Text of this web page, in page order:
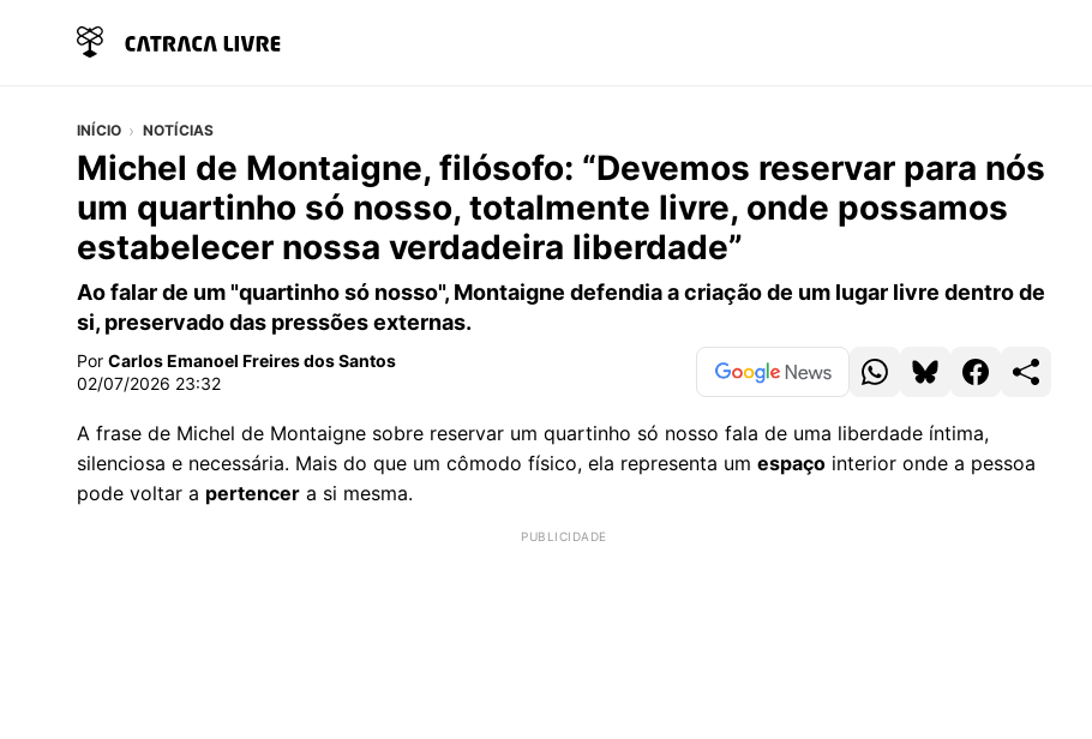
INÍCIO NOTÍCIAS
Michel de Montaigne, filósofo: “Devemos reservar para nós
um quartinho só nosso, totalmente livre, onde possamos
estabelecer nossa verdadeira liberdade”
Ao falar de um "quartinho só nosso", Montaigne defendia a criação de um lugar livre dentro de
si, preservado das pressões externas.
Por Carlos Emanoel Freires dos Santos
02/07/2026 23:32
A frase de Michel de Montaigne sobre reservar um quartinho só nosso fala de uma liberdade íntima,
silenciosa e necessária. Mais do que um cômodo físico, ela representa um espaço interior onde a pessoa
pode voltar a pertencer a si mesma.